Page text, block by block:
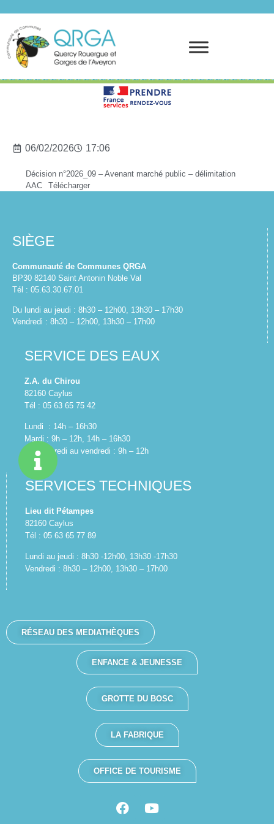
06/02/2026 17:06
Décision n°2026_09 – Avenant marché public – délimitation
AAC
Télécharger
SIÈGE
Communauté de Communes QRGA
BP30 82140 Saint Antonin Noble Val
Tél : 05.63.30.67.01
Du lundi au jeudi : 8h30 – 12h00, 13h30 – 17h30
Vendredi : 8h30 – 12h00, 13h30 – 17h00
SERVICE DES EAUX
Z.A. du Chirou
82160 Caylus
Tél : 05 63 65 75 42
Lundi : 14h – 16h30
Mardi : 9h – 12h, 14h – 16h30
Du mercredi au vendredi : 9h – 12h
SERVICES TECHNIQUES
Lieu dit Pétampes
82160 Caylus
Tél : 05 63 65 77 89
Lundi au jeudi : 8h30 -12h00, 13h30 -17h30
Vendredi : 8h30 – 12h00, 13h30 – 17h00
RÉSEAU DES MEDIATHÈQUES
ENFANCE & JEUNESSE
GROTTE DU BOSC
LA FABRIQUE
OFFICE DE TOURISME